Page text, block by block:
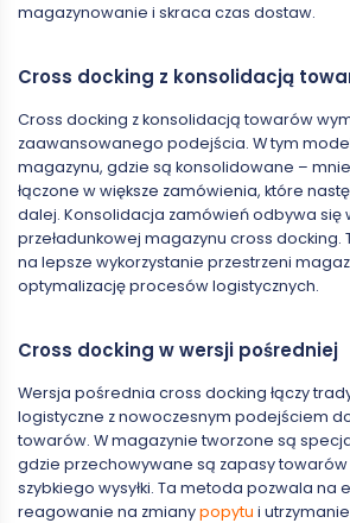
magazynowanie i skraca czas dostaw.
Cross docking z konsolidacją
Cross docking z konsolidacją towarów
zaawansowanego podejścia. W tym
magazynu, gdzie są konsolidowane –
łączone w większe zamówienia, które
dalej. Konsolidacja zamówień odbywa się
przeładunkowej magazynu cross
na lepsze wykorzystanie przestrzeni
optymalizację procesów logistycznych.
Cross docking w wersji pośredniej
Wersja pośrednia cross docking łączy
logistyczne z nowoczesnym podejściem
towarów. W magazynie tworzone są
gdzie przechowywane są zapasy
szybkiego wysyłki. Ta metoda pozwala na
reagowanie na zmianypopytu i